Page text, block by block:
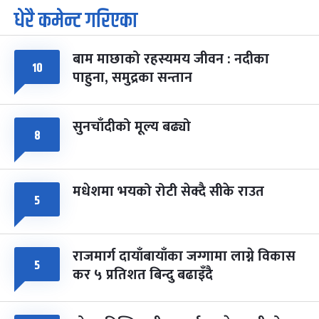
७
आइत
पूर्णिमा व्रत
चैत्र ७, २०८३-Mar 21, 2027
८ फागुपूर्णिमा
चैत्र ८, २०८३-Mar 22, 2027
७ महिना बाँकी
धेरै कमेन्ट गरिएका
१० बाम माछाको रहस्यमय जीवन : नदीका
पाहुना, समुद्रका सन्तान
८ सुनचाँदीको मूल्य बढ्यो
५ मधेशमा भयको रोटी सेक्दै सीके राउत
५ राजमार्ग दायाँबायाँका जग्गामा लाग्ने विकास
कर ५ प्रतिशत बिन्दु बढाइँदै